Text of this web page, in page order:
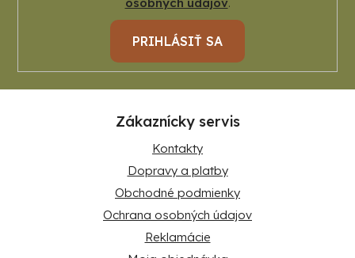
PRIHLÁSIŤ SA
Zákaznícky servis
Kontakty
Dopravy a platby
Obchodné podmienky
Ochrana osobných údajov
Reklamácie